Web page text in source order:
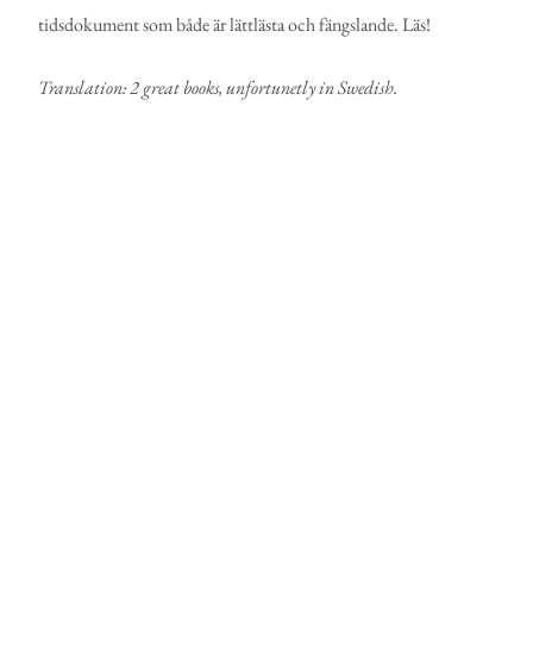
tidsdokument som både är lättlästa och fängslande. Läs!
Translation: 2 great books, unfortunetly in Swedish.